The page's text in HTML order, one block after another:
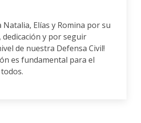
Natalia, Elías y Romina por su
y por seguir
de nuestra Defensa Civil!
es fundamental para el